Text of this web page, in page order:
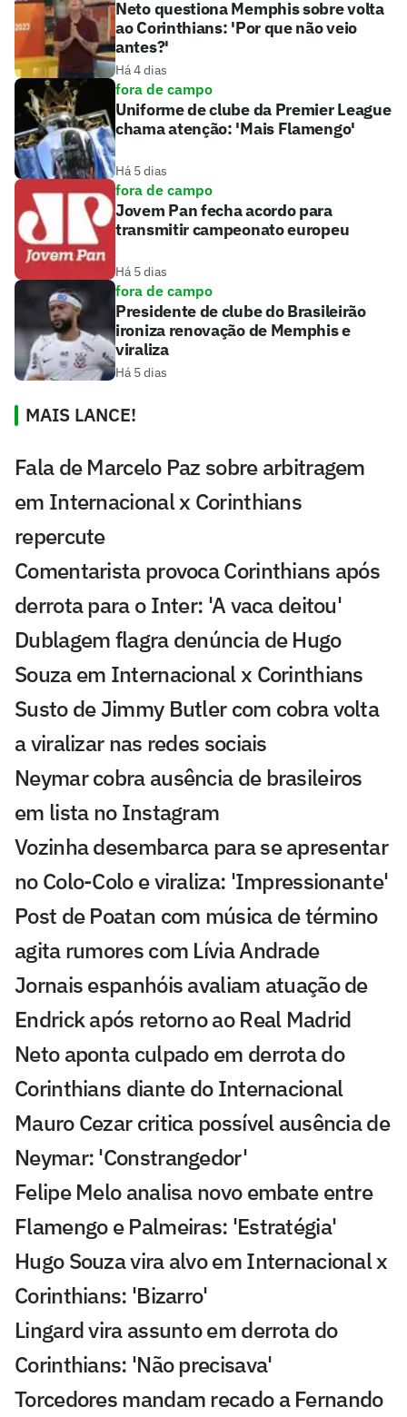
Neto questiona Memphis sobre volta
ao Corinthians: 'Por que não veio
antes?'
Há 4 dias
fora de campo
Uniforme de clube da Premier League
chama atenção: 'Mais Flamengo'
Há 5 dias
fora de campo
Jovem Pan fecha acordo para
transmitir campeonato europeu
Há 5 dias
fora de campo
Presidente de clube do Brasileirão
ironiza renovação de Memphis e
viraliza
Há 5 dias
MAIS LANCE!
Fala de Marcelo Paz sobre arbitragem
em Internacional x Corinthians
repercute
Comentarista provoca Corinthians após
derrota para o Inter: 'A vaca deitou'
Dublagem flagra denúncia de Hugo
Souza em Internacional x Corinthians
Susto de Jimmy Butler com cobra volta
a viralizar nas redes sociais
Neymar cobra ausência de brasileiros
em lista no Instagram
Vozinha desembarca para se apresentar
no Colo-Colo e viraliza: 'Impressionante'
Post de Poatan com música de término
agita rumores com Lívia Andrade
Jornais espanhóis avaliam atuação de
Endrick após retorno ao Real Madrid
Neto aponta culpado em derrota do
Corinthians diante do Internacional
Mauro Cezar critica possível ausência de
Neymar: 'Constrangedor'
Felipe Melo analisa novo embate entre
Flamengo e Palmeiras: 'Estratégia'
Hugo Souza vira alvo em Internacional x
Corinthians: 'Bizarro'
Lingard vira assunto em derrota do
Corinthians: 'Não precisava'
Torcedores mandam recado a Fernando